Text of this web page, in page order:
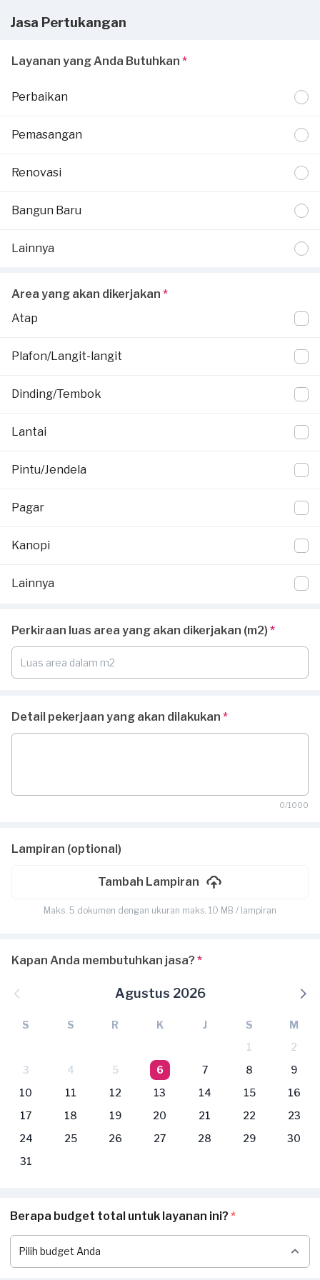
Jasa Pertukangan
Layanan yang Anda Butuhkan *
Perbaikan
Pemasangan
Renovasi
Bangun Baru
Lainnya
Area yang akan dikerjakan *
Atap
Plafon/Langit-langit
Dinding/Tembok
Lantai
Pintu/Jendela
Pagar
Kanopi
Lainnya
Perkiraan luas area yang akan dikerjakan (m2) *
Detail pekerjaan yang akan dilakukan *
0/1000
Lampiran (optional)
Tambah Lampiran
Maks. 5 dokumen dengan ukuran maks. 10 MB / lampiran
Kapan Anda membutuhkan jasa? *
Agustus 2026
S S R K J S
M
1
2
3
4 5 6 7 8
9
10
11 12 13 14 15
16
17
18 19 20 21 22
23
24
25 26 27 28 29
30
31
Berapa budget total untuk layanan ini? *